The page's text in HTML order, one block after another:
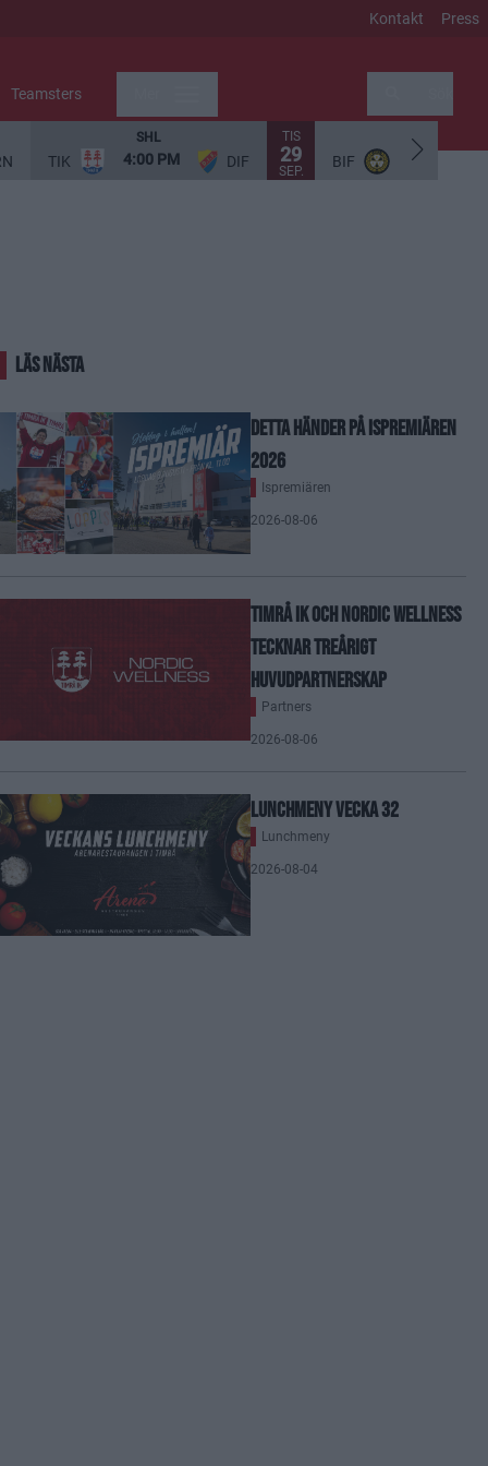
Kontakt Press
Teamsters
SHL
TIK 4:00 PM DIF
TIS
29
SEP.
BIF 5:00 PM
LÄS NÄSTA
Detta händer på Ispremiären
2026
Ispremiären
2026-08-06
Timrå IK och Nordic Wellness
tecknar treårigt
huvudpartnerskap
Partners
2026-08-06
Lunchmeny vecka 32
Lunchmeny
2026-08-04